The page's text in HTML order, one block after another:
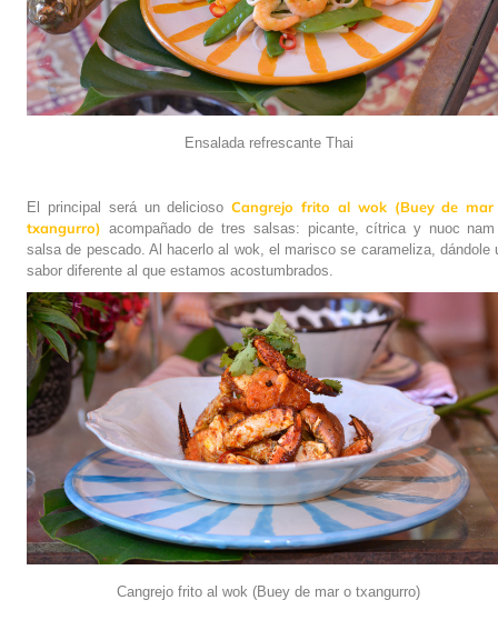
Ensalada refrescante Thai
El principal será un deliciosoCangrejo frito al wok (Buey de
txangurro) acompañado de tres salsas: picante, cítrica y nuoc
salsa de pescado. Al hacerlo al wok, el marisco se carameliza, dándole
sabor diferente al que estamos acostumbrados.
Cangrejo frito al wok (Buey de mar o txangurro)